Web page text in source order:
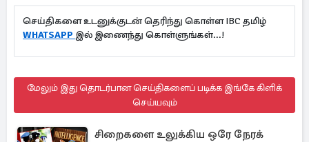
செய்திகளை உடனுக்குடன் தெரிந்து கொள்ள IBC தமிழ்
WHATSAPP இல் இணைந்து கொள்ளுங்கள்...!
மேலும் இது தொடர்பான செய்திகளைப் படிக்க இங்கே கிளிக்
செய்யவும்
சிறைகளை உலுக்கிய ஒரே நேரக்